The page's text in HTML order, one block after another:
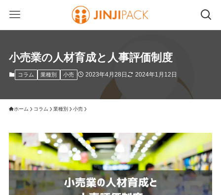
小売業の人材育成と人事評価制度
コラム 業種別 小売 2023年4月28日 2024年1月12日
ホーム コラム 業種別 小売